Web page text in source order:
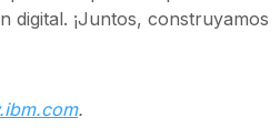
¡Juntos, construyamos
.